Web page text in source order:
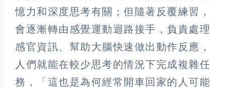
憶力和深度思考有關；但隨著反覆練習，
會逐漸轉由感覺運動迴路接手，負責處理
感官資訊、幫助大腦快速做出動作反應，
人們就能在較少思考的情況下完成複雜任
務，「這也是為何經常開車回家的人可能